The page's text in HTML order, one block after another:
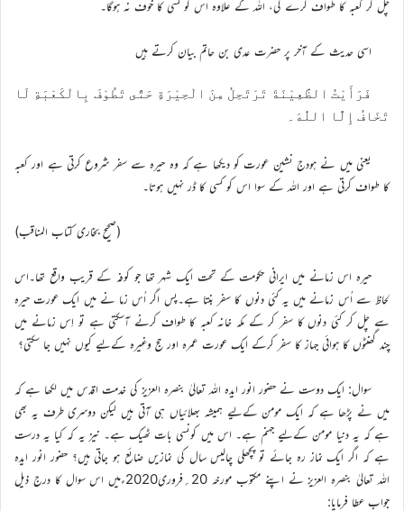
چل کر کعبہ کا طواف کرے گی، اللہ کے علاوہ اس کو کسی کا خوف نہ ہوگا۔
اسی حدیث کے آخر پر حضرت عدی بن حاتم بیان کرتے ہیں
فَرَأَيْتُ الظَّعِيْنَةَ تَرْتَحِلُ مِنَ الْحِيْرَةِ حَتَّى تَطُوْفَ بِالْكَعْبَةِ لَا
تَخَافُ إِلَّا اللّٰهَ۔
یعنی میں نے ہودج نشین عورت کو دیکھا ہے کہ وہ حیرہ سے سفر شروع کرتی ہے اور کعبہ
کا طواف کرتی ہے اور اللہ کے سوا اس کو کسی کا ڈر نہیں ہوتا۔
(صحیح بخاری کتاب المناقب)
حیرہ اس زمانے میں ایرانی حکومت کے تحت ایک شہر تھا جو کوفہ کے قریب واقع تھا۔اس
لحاظ سے اُس زمانے میں یہ کئی دنوں کا سفر بنتا ہے۔پس اگر اُس زما نے میں ایک عورت حیرہ
سے چل کر کئی دنوں کا سفر کر کے مکہ خانہ کعبہ کا طواف کرنے آسکتی ہے تو اِس زمانے میں
چند گھنٹوں کا ہوائی جہاز کا سفر کرکے ایک عورت عمرہ اور حج وغیرہ کےلیے کیوں نہیں جا سکتی؟
سوال: ایک دوست نے حضور انور ایدہ اللہ تعالیٰ بنصرہ العزیز کی خدمت اقدس میں لکھا ہے کہ
میں نے پڑھا ہے کہ ایک مومن کےلیے ہمیشہ بھلائیاں ہی آتی ہیں لیکن دوسری طرف یہ بھی
ہے کہ یہ دنیا مومن کےلیے جہنم ہے۔ اس میں کونسی بات ٹھیک ہے۔ نیز یہ کہ کیا یہ درست
ہے کہ اگر ایک نماز رہ جائے تو پچھلی چالیس سال کی نمازیں ضائع ہو جاتی ہیں؟ حضور انور ایدہ
اللہ تعالیٰ بنصرہ العزیز نے اپنے مکتوب مورخہ 20؍فروری2020ءمیں اس سوال کا درج ذیل
جواب عطا فرمایا: